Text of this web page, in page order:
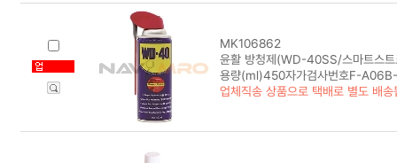
MK106862
윤활 방청제(WD-40SS/스마트스
용량(ml)450자가검사번호F-
업체직송 상품으로 택배로 별도 배송